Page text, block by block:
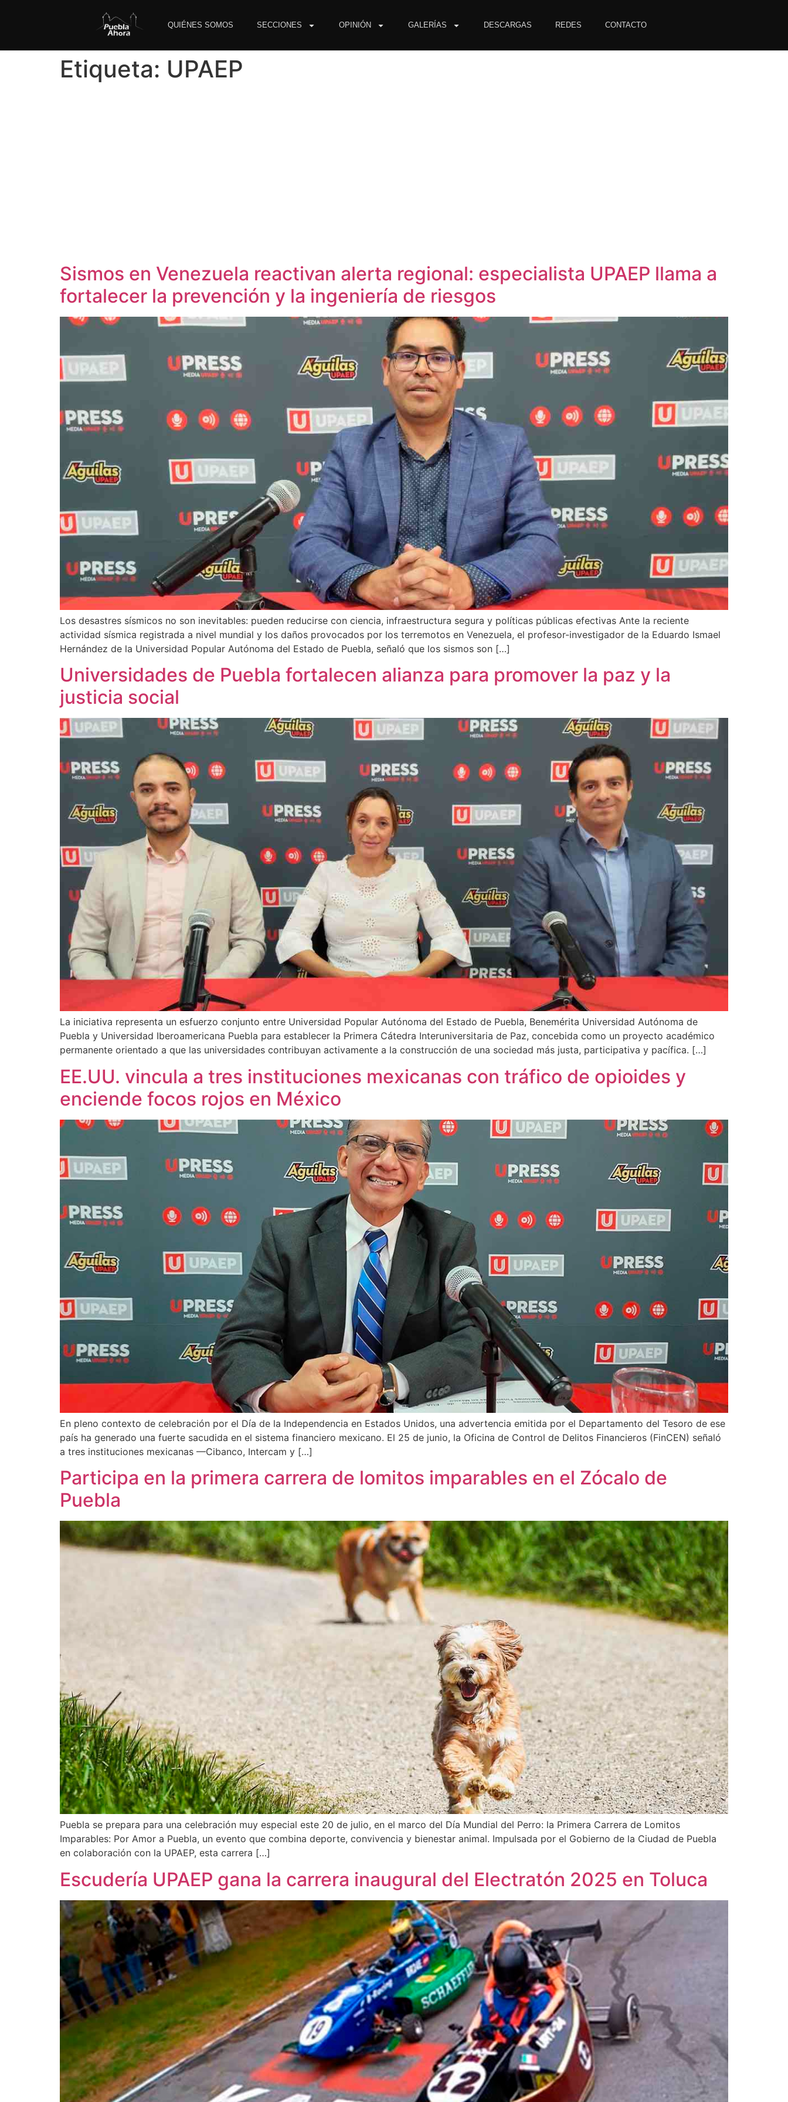
QUIÉNES SOMOS SECCIONES OPINIÓN GALERÍAS DESCARGAS REDES CONTACTO
Etiqueta: UPAEP
Sismos en Venezuela reactivan alerta regional: especialista UPAEP llama a
fortalecer la prevención y la ingeniería de riesgos
Los desastres sísmicos no son inevitables: pueden reducirse con ciencia, infraestructura segura y políticas públicas efectivas Ante la reciente
actividad sísmica registrada a nivel mundial y los daños provocados por los terremotos en Venezuela, el profesor-investigador de la Eduardo Ismael
Hernández de la Universidad Popular Autónoma del Estado de Puebla, señaló que los sismos son […]
Universidades de Puebla fortalecen alianza para promover la paz y la
justicia social
La iniciativa representa un esfuerzo conjunto entre Universidad Popular Autónoma del Estado de Puebla, Benemérita Universidad Autónoma de
Puebla y Universidad Iberoamericana Puebla para establecer la Primera Cátedra Interuniversitaria de Paz, concebida como un proyecto académico
permanente orientado a que las universidades contribuyan activamente a la construcción de una sociedad más justa, participativa y pacífica. […]
EE.UU. vincula a tres instituciones mexicanas con tráfico de opioides y
enciende focos rojos en México
En pleno contexto de celebración por el Día de la Independencia en Estados Unidos, una advertencia emitida por el Departamento del Tesoro de ese
país ha generado una fuerte sacudida en el sistema financiero mexicano. El 25 de junio, la Oficina de Control de Delitos Financieros (FinCEN) señaló
a tres instituciones mexicanas —Cibanco, Intercam y […]
Participa en la primera carrera de lomitos imparables en el Zócalo de
Puebla
Puebla se prepara para una celebración muy especial este 20 de julio, en el marco del Día Mundial del Perro: la Primera Carrera de Lomitos
Imparables: Por Amor a Puebla, un evento que combina deporte, convivencia y bienestar animal. Impulsada por el Gobierno de la Ciudad de Puebla
en colaboración con la UPAEP, esta carrera […]
Escudería UPAEP gana la carrera inaugural del Electratón 2025 en Toluca